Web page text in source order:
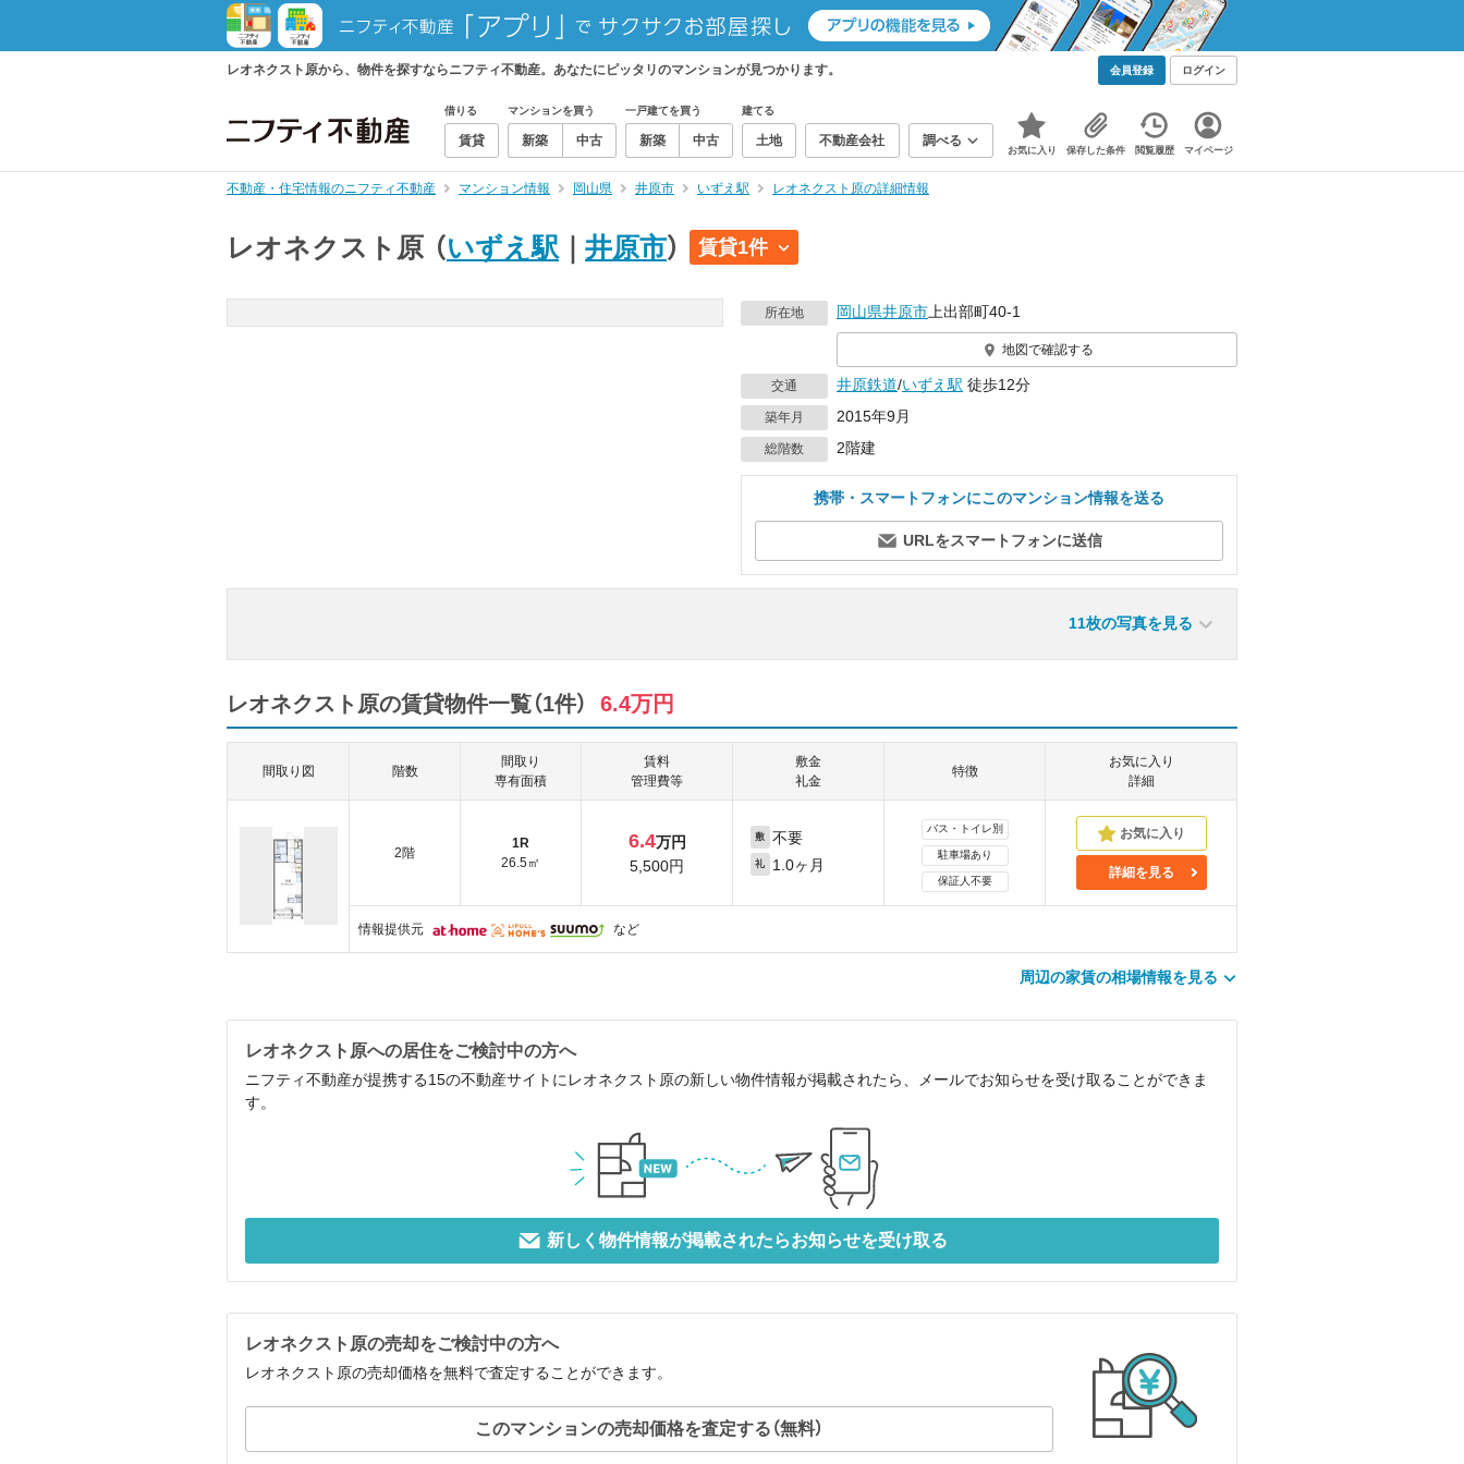
レオネクスト原から、物件を探すならニフティ不動産。あなたにピッタリのマンションが見つかります。 会員登録 ログイン
借りる
賃貸
マンションを買う
新築 中古
一戸建てを買う
新築 中古
建てる
土地 不動産会社 調べる
お気に入り 保存した条件 閲覧履歴 マイページ
不動産・住宅情報のニフティ不動産 マンション情報 岡山県 井原市 いずえ駅 レオネクスト原の詳細情報
レオネクスト原 （いずえ駅 井原市） 賃貸1件
所在地 岡山県井原市 上出部町40‐1
地図で確認する
交通 井原鉄道/いずえ駅 徒歩12分
築年月 2015年9月
総階数 2階建
携帯・スマートフォンにこのマンション情報を送る
URLをスマートフォンに送信
11枚の写真を見る
レオネクスト原の賃貸物件一覧（1件） 6.4万円
間取り図 階数
間取り
専有面積
賃料
管理費等
敷金
礼金
特徴
お気に入り
詳細
2階
1R
26.5㎡
6.4万円
5,500円
敷 不要
礼 1.0ヶ月
バス・トイレ別
駐車場あり
保証人不要
詳細を見る
情報提供元 など
周辺の家賃の相場情報を見る
レオネクスト原への居住をご検討中の方へ
ニフティ不動産が提携する15の不動産サイトにレオネクスト原の新しい物件情報が掲載されたら、メールでお知らせを受け取ることができま
す。
新しく物件情報が掲載されたらお知らせを受け取る
レオネクスト原の売却をご検討中の方へ
レオネクスト原の売却価格を無料で査定することができます。
このマンションの売却価格を査定する（無料）